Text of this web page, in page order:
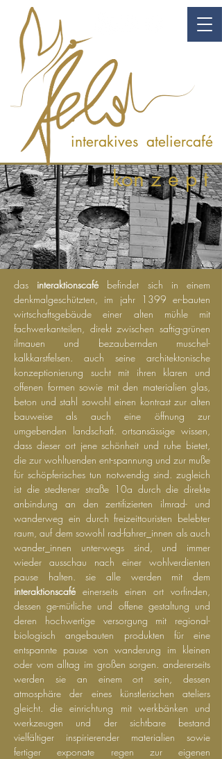
interakives ateliercafé
kon z e p t
das interaktionscafé befindet sich in einem
denkmalgeschützten, im jahr 1399 er-bauten
wirtschaftsgebäude einer alten mühle mit
fachwerkanteilen, direkt zwischen saftig-grünen
ilmauen und bezaubernden muschel-
kalkkarstfelsen. auch seine architektonische
konzeptionierung sucht mit ihren klaren und
offenen formen sowie mit den materialien glas,
beton und stahl sowohl einen kontrast zur alten
bauweise als auch eine öffnung zur
umgebenden landschaft. ortsansässige wissen,
dass dieser ort jene schönheit und ruhe bietet,
die zur wohltuenden ent-spannung und zur muße
für schöpferisches tun notwendig sind. zugleich
ist die stedtener straße 10a durch die direkte
anbindung an den zertifizierten ilmrad- und
wanderweg ein durch freizeittouristen belebter
raum, auf dem sowohl rad-fahrer_innen als auch
wander_innen unter-wegs sind, und immer
wieder ausschau nach einer wohlverdienten
pause halten. sie alle werden mit dem
interaktionscafé einerseits einen ort vorfinden,
dessen ge-mütliche und offene gestaltung und
deren hochwertige versorgung mit regional-
biologisch angebauten produkten für eine
entspannte pause von wanderung im kleinen
oder vom alltag im großen sorgen. andererseits
werden sie an einem ort sein, dessen
atmosphäre der eines künstlerischen ateliers
gleicht. die einrichtung mit werkbänken und
werkzeugen und der sichtbare bestand
vielfältiger inspirierender materialien sowie
fertiger exponate regen zur eigenen